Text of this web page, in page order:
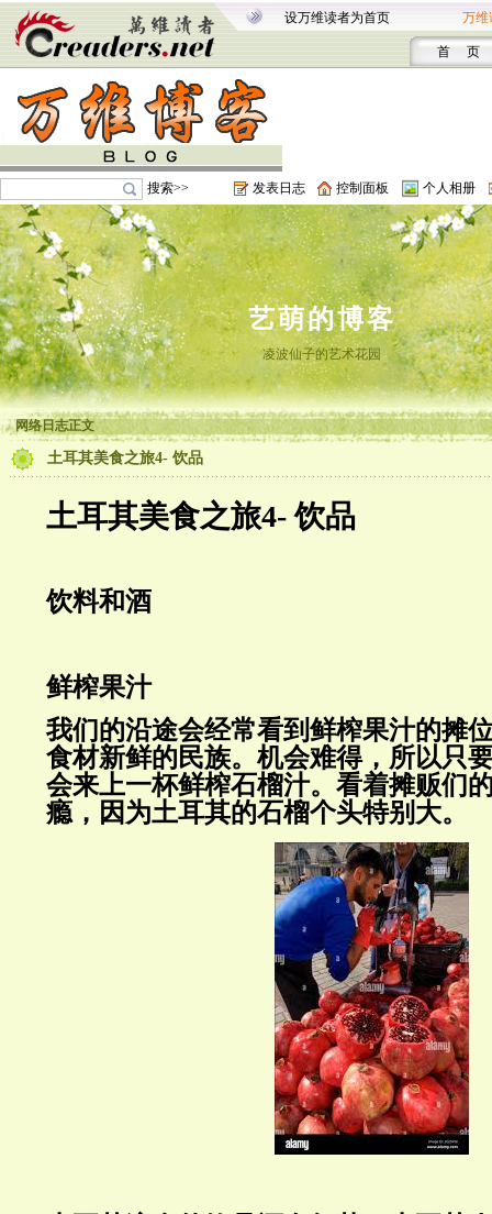
设万维读者为首页 万维
首 页
搜索>> 发表日志 控制面板 个人相册
艺萌的博客
凌波仙子的艺术花园
网络日志正文
土耳其美食之旅4- 饮品
土耳其美食之旅4- 饮品
饮料和酒
鲜榨果汁
我们的沿途会经常看到鲜榨果汁的摊
食材新鲜的民族。机会难得，所以只
会来上一杯鲜榨石榴汁。看着摊贩们
瘾，因为土耳其的石榴个头特别大。